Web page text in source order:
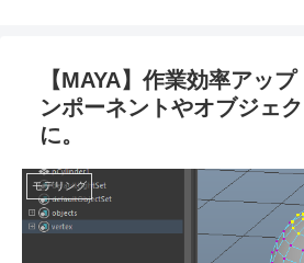
【MAYA】作業効率アッ
ンポーネントやオブジェ
に。
モデリング